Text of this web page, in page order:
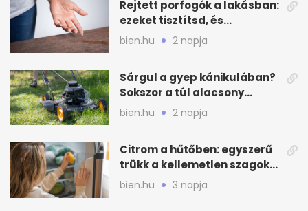
Rejtett porfogók a lakásban:
ezeket tisztítsd, és
ritkábban porolhatsz
bien.hu 2 napja
Sárgul a gyep kánikulában?
Sokszor a túl alacsony
fűnyírás a gond
bien.hu 2 napja
Citrom a hűtőben: egyszerű
trükk a kellemetlen szagok
ellen
bien.hu 3 napja